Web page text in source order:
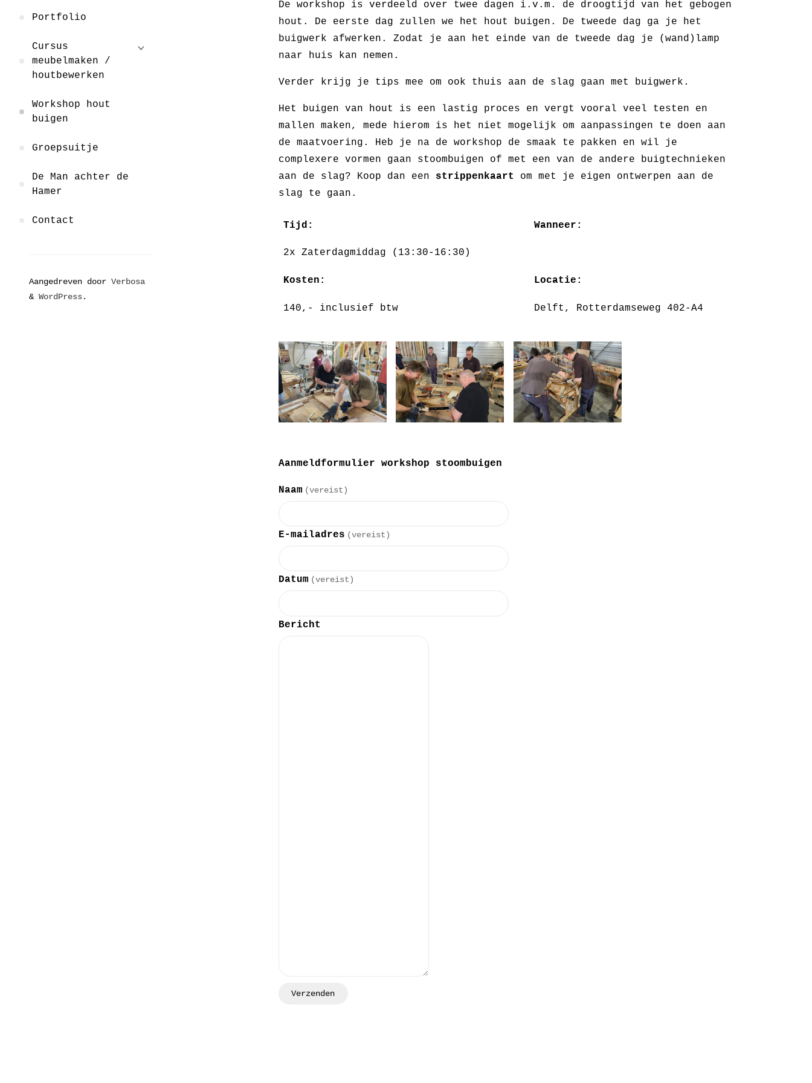
Portfolio
Cursus
meubelmaken /
houtbewerken
Workshop hout
buigen
Groepsuitje
De Man achter de
Hamer
Contact
Aangedreven door Verbosa
& WordPress.
De workshop is verdeeld over twee dagen i.v.m. de droogtijd van het gebogen
hout. De eerste dag zullen we het hout buigen. De tweede dag ga je het
buigwerk afwerken. Zodat je aan het einde van de tweede dag je (wand)lamp
naar huis kan nemen.
Verder krijg je tips mee om ook thuis aan de slag gaan met buigwerk.
Het buigen van hout is een lastig proces en vergt vooral veel testen en
mallen maken, mede hierom is het niet mogelijk om aanpassingen te doen aan
de maatvoering. Heb je na de workshop de smaak te pakken en wil je
complexere vormen gaan stoombuigen of met een van de andere buigtechnieken
aan de slag? Koop dan een strippenkaart
om met je eigen ontwerpen aan de
slag te gaan.
Tijd: Wanneer:
2x Zaterdagmiddag (13:30-16:30)
Kosten: Locatie:
140,- inclusief btw Delft, Rotterdamseweg 402-A4
Aanmeldformulier workshop stoombuigen
Naam (vereist)
E-mailadres (vereist)
Datum (vereist)
Bericht
Verzenden